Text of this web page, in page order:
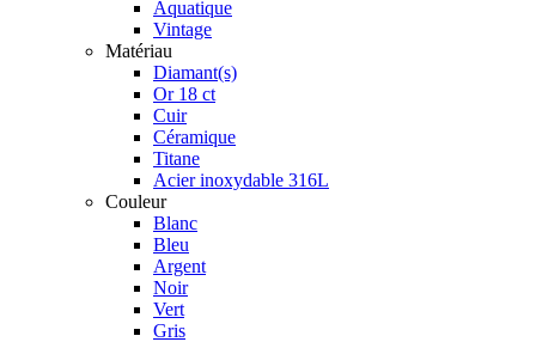
Aquatique
Vintage
Matériau
Diamant(s)
Or 18 ct
Cuir
Céramique
Titane
Acier inoxydable 316L
Couleur
Blanc
Bleu
Argent
Noir
Vert
Gris